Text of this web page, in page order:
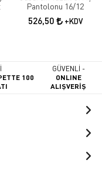
Pantolonu 16/12
526,50 +KDV
100
GÜVENLİ -
ONLINE
ALIŞVERİŞ